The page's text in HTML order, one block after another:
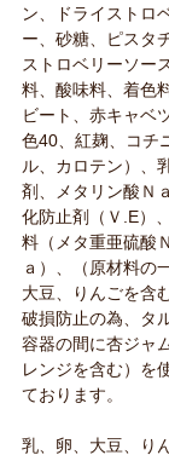
ン、ドライストロ
ー、砂糖、ピスタ
ストロベリーソー
料、酸味料、着色
ビート、赤キャベ
色40、紅麹、コチ
ル、カロテン）、
剤、メタリン酸Ｎ
化防止剤（Ｖ.E）
料（メタ重亜硫酸Ｎ
ａ）、（原材料の
大豆、りんごを含
破損防止の為、タ
容器の間に杏ジャ
レンジを含む）を
ております。
乳、卵、大豆、り